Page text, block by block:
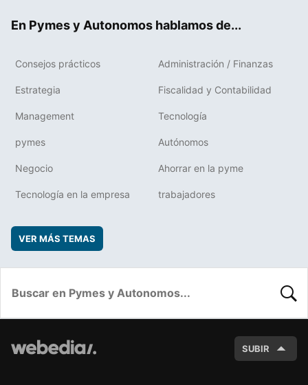
En Pymes y Autonomos hablamos de...
Consejos prácticos Administración / Finanzas
Estrategia Fiscalidad y Contabilidad
Management Tecnología
pymes Autónomos
Negocio Ahorrar en la pyme
Tecnología en la empresa trabajadores
VER MÁS TEMAS
SUBIR